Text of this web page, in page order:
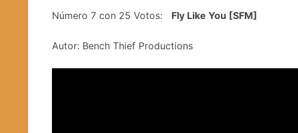
Número 7 con 25 Votos: Fly Like You [SFM]
Autor: Bench Thief Productions